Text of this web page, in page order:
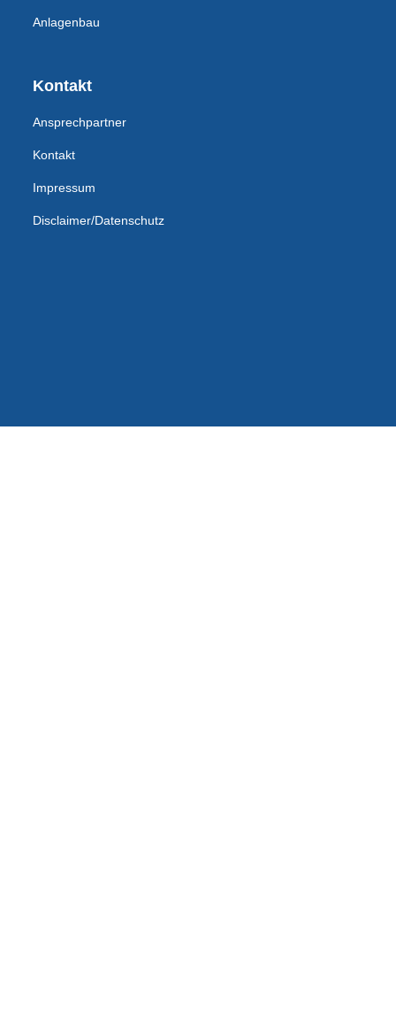
Anlagenbau
Kontakt
Ansprechpartner
Kontakt
Impressum
Disclaimer/Datenschutz